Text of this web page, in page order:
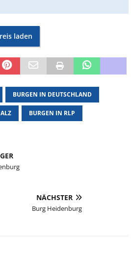
laden
BURGEN IN DEUTSCHLAND
BURGEN IN RLP
NÄCHSTER
Burg Heidenburg